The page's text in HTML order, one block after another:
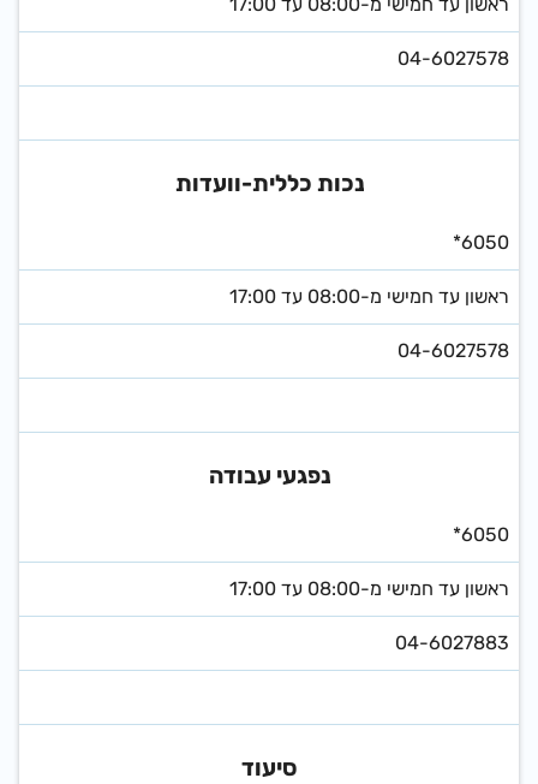
04-6027578
נכות כללית-וועדות
*6050
ראשון עד חמישי מ-08:00 עד 17:00
04-6027578
נפגעי עבודה
*6050
ראשון עד חמישי מ-08:00 עד 17:00
04-6027883
סיעוד